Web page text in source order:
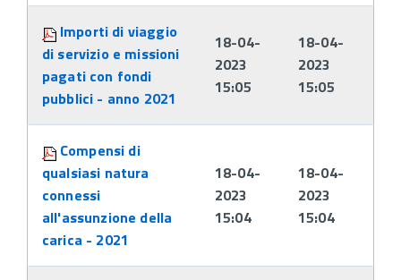
Importi di viaggio
di servizio e missioni
pagati con fondi
pubblici - anno 2021
18-04-
2023
15:05
18-04-
2023
15:05
Compensi di
qualsiasi natura
connessi
all'assunzione della
carica - 2021
18-04-
2023
15:04
18-04-
2023
15:04